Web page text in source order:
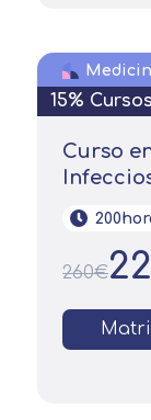
15% Cursos
Curso
260€